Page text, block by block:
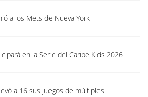
a los Mets de Nueva York
en la Serie del Caribe Kids 2026
a 16 sus juegos de múltiples